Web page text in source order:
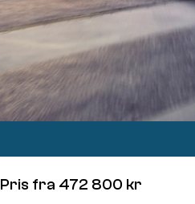
Pris fra 472 800 kr